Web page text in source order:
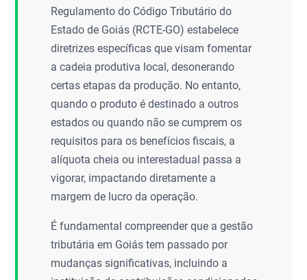
Regulamento do Código Tributário do
Estado de Goiás (RCTE-GO) estabelece
diretrizes específicas que visam fomentar
a cadeia produtiva local, desonerando
certas etapas da produção. No entanto,
quando o produto é destinado a outros
estados ou quando não se cumprem os
requisitos para os benefícios fiscais, a
alíquota cheia ou interestadual passa a
vigorar, impactando diretamente a
margem de lucro da operação.
É fundamental compreender que a gestão
tributária em Goiás tem passado por
mudanças significativas, incluindo a